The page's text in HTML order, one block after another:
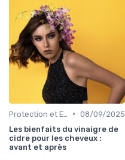
• 08/09/2025
Les bienfaits du vinaigre de
cidre pour les cheveux :
avant et après